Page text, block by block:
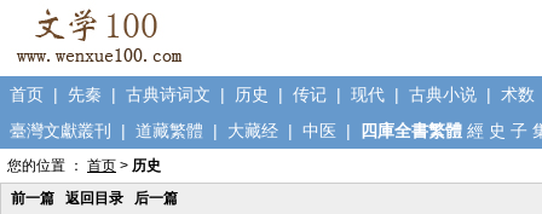
首页 | 先秦 | 古典诗词文 | 历史 | 传记 | 现代 | 古典小说 | 术数
臺灣文獻叢刊
| 道藏繁體 | 大藏经 | 中医 | 四庫全書繁體 經 史 子
您的位置 ： 首页 > 历史
前一篇
返回目录 后一篇